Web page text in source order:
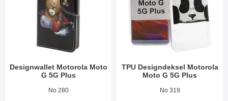
Designwallet Motorola Moto
G 5G Plus
Varenummer 37427
No 280
TPU Designdeksel Motorola
Moto G 5G Plus
Varenummer 37312
No 319